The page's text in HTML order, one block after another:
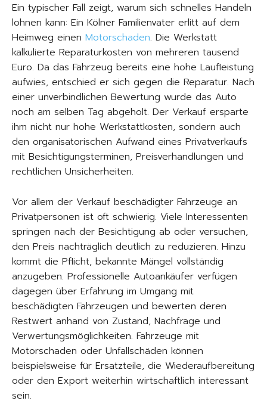
Ein typischer Fall zeigt, warum sich schnelles Handeln
lohnen kann: Ein Kölner Familienvater erlitt auf dem
Heimweg einen Motorschaden. Die Werkstatt
kalkulierte Reparaturkosten von mehreren tausend
Euro. Da das Fahrzeug bereits eine hohe Laufleistung
aufwies, entschied er sich gegen die Reparatur. Nach
einer unverbindlichen Bewertung wurde das Auto
noch am selben Tag abgeholt. Der Verkauf ersparte
ihm nicht nur hohe Werkstattkosten, sondern auch
den organisatorischen Aufwand eines Privatverkaufs
mit Besichtigungsterminen, Preisverhandlungen und
rechtlichen Unsicherheiten.
Vor allem der Verkauf beschädigter Fahrzeuge an
Privatpersonen ist oft schwierig. Viele Interessenten
springen nach der Besichtigung ab oder versuchen,
den Preis nachträglich deutlich zu reduzieren. Hinzu
kommt die Pflicht, bekannte Mängel vollständig
anzugeben. Professionelle Autoankäufer verfügen
dagegen über Erfahrung im Umgang mit
beschädigten Fahrzeugen und bewerten deren
Restwert anhand von Zustand, Nachfrage und
Verwertungsmöglichkeiten. Fahrzeuge mit
Motorschaden oder Unfallschäden können
beispielsweise für Ersatzteile, die Wiederaufbereitung
oder den Export weiterhin wirtschaftlich interessant
sein.